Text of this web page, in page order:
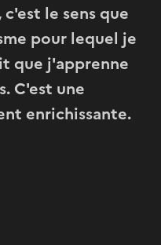
le sens que
pour lequel je
que j'apprenne
C'est une
enrichissante.